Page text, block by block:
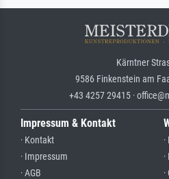
Kärntner
9586 Finkenstein am
+43 4257 29415 ·
Impressum & Kontakt
· Kontakt
· Impressum
· AGB